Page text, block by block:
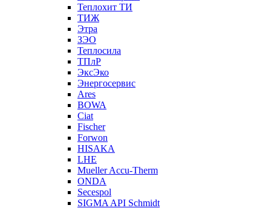
Теплохит ТИ
ТИЖ
Этра
ЗЭО
Теплосила
ТПлР
ЭксЭко
Энергосервис
Ares
BOWA
Ciat
Fischer
Forwon
HISAKA
LHE
Mueller Accu-Therm
ONDA
Secespol
SIGMA API Schmidt